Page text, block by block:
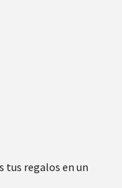
tus regalos en un